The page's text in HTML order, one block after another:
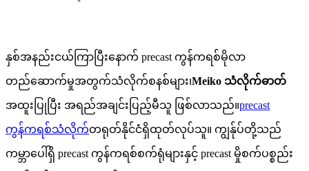
နှစ်အနည်းငယ်ကြာပြီးနောက် precast ကွန်ကရစ်မိုလာ
တည်ဆောက်မှုအတွက်သံလိုက်စနစ်များ၊Meiko သံလိုက်ဓာတ်
အထူးပြုပြီး အရည်အချင်းပြည့်မီသူ ဖြစ်လာသည်။precast
ကွန်ကရစ်သံလိုက်တရုတ်နိုင်ငံရှိထုတ်လုပ်သူ။ ကျွန်ုပ်တို့သည်
ကမ္ဘာပေါ်ရှိ precast ကွန်ကရစ်စက်ရုံများနှင့် precast မှိုစက်ပစ္စည်း